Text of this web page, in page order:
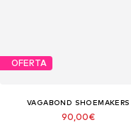
OFERTA
VAGABOND SHOEMAKERS
90,00€